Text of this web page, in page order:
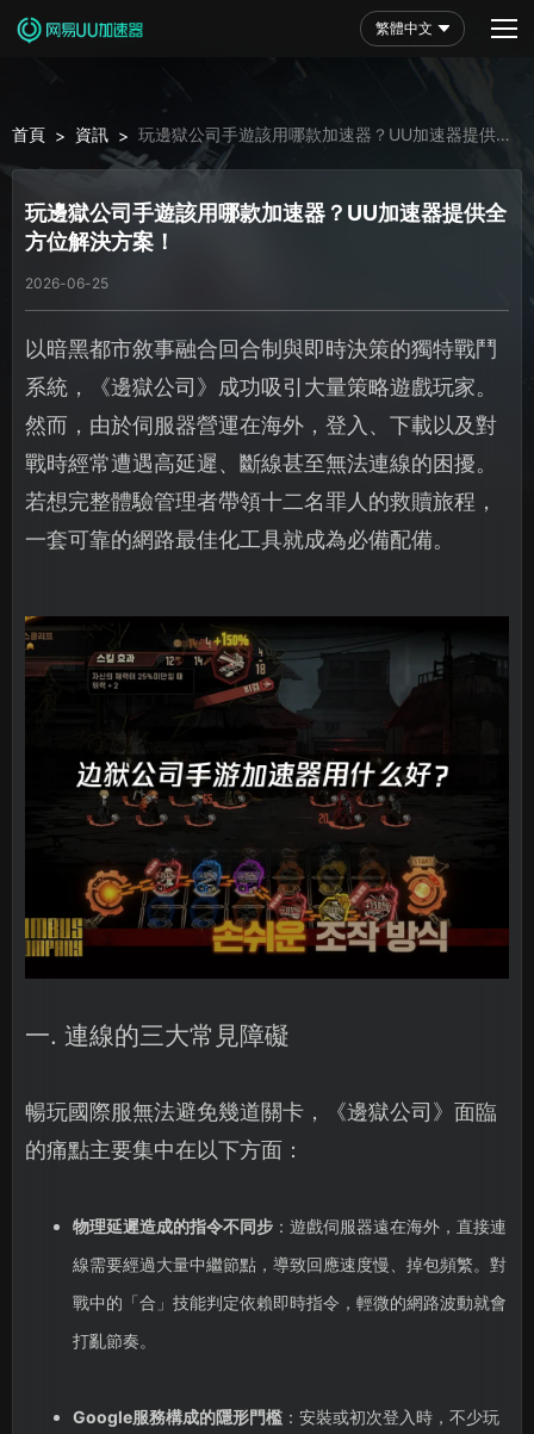
繁體中文
首頁 > 資訊 > 玩邊獄公司手遊該用哪款加速器？UU加速器提供全
方位解決方案！
玩邊獄公司手遊該用哪款加速器？UU加速器提供全
方位解決方案！
2026-06-25
以暗黑都市敘事融合回合制與即時決策的獨特戰鬥
系統，《邊獄公司》成功吸引大量策略遊戲玩家。
然而，由於伺服器營運在海外，登入、下載以及對
戰時經常遭遇高延遲、斷線甚至無法連線的困擾。
若想完整體驗管理者帶領十二名罪人的救贖旅程，
一套可靠的網路最佳化工具就成為必備配備。
一. 連線的三大常見障礙
暢玩國際服無法避免幾道關卡，《邊獄公司》面臨
的痛點主要集中在以下方面：
物理延遲造成的指令不同步：遊戲伺服器遠在海外，直接連
線需要經過大量中繼節點，導致回應速度慢、掉包頻繁。對
戰中的「合」技能判定依賴即時指令，輕微的網路波動就會
打亂節奏。
Google服務構成的隱形門檻：安裝或初次登入時，不少玩